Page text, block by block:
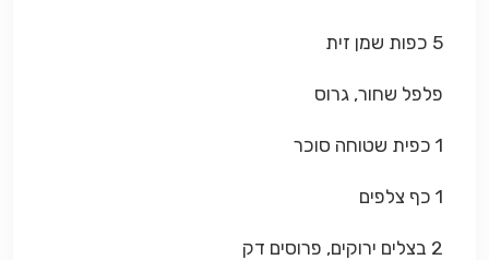
5 כפות שמן זית
פלפל שחור, גרוס
1 כפית שטוחה סוכר
1 כף צלפים
2 בצלים ירוקים, פרוסים דק